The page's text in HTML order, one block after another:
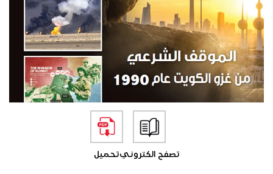
تصفح الكترونيتحميل